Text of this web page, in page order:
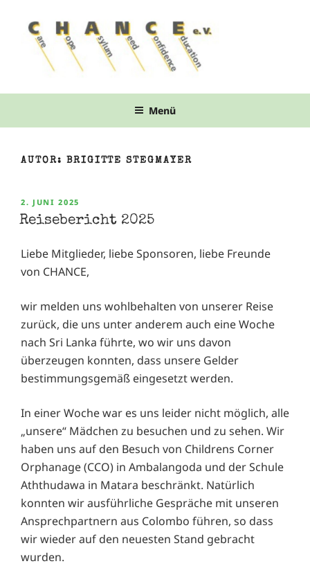
springen
Menü
AUTOR: BRIGITTE STEGMAYER
VERÖFFENTLICHT
AM
2. JUNI 2025
Reisebericht 2025
Liebe Mitglieder, liebe Sponsoren, liebe Freunde
von CHANCE,
wir melden uns wohlbehalten von unserer Reise
zurück, die uns unter anderem auch eine Woche
nach Sri Lanka führte, wo wir uns davon
überzeugen konnten, dass unsere Gelder
bestimmungsgemäß eingesetzt werden.
In einer Woche war es uns leider nicht möglich, alle
„unsere“ Mädchen zu besuchen und zu sehen. Wir
haben uns auf den Besuch von Childrens Corner
Orphanage (CCO) in Ambalangoda und der Schule
Aththudawa in Matara beschränkt. Natürlich
konnten wir ausführliche Gespräche mit unseren
Ansprechpartnern aus Colombo führen, so dass
wir wieder auf den neuesten Stand gebracht
wurden.